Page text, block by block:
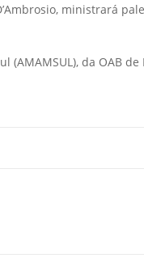
ministrará
da OAB